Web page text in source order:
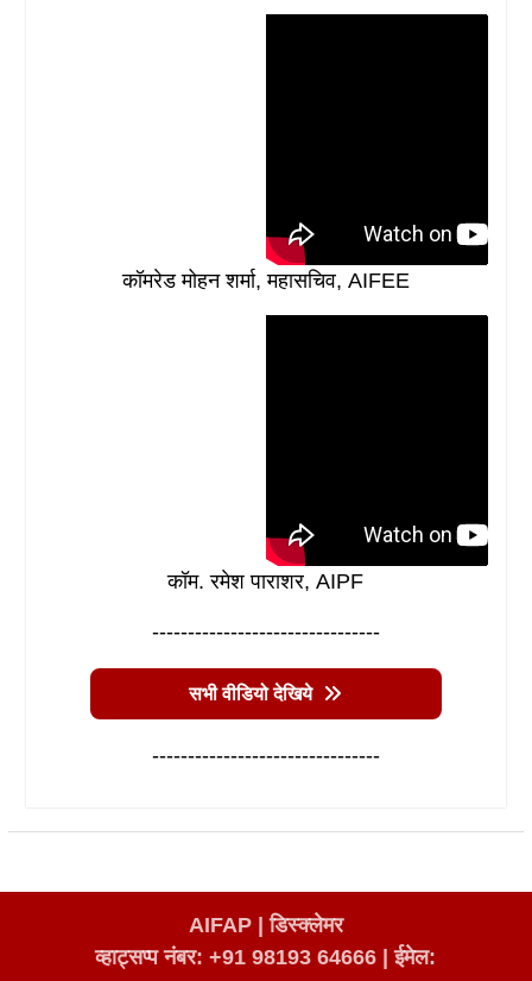
कॉमरेड मोहन शर्मा, महासचिव, AIFEE
कॉम. रमेश पाराशर, AIPF
--------------------------------
सभी वीडियो देखिये
--------------------------------
AIFAP |डिस्क्लेमर
व्हाट्सप्प नंबर: +91 98193 64666 |ईमेल: